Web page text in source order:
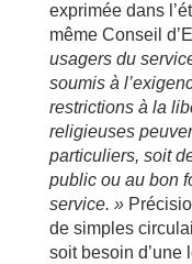
exprimée dans
même Conseil
usagers du
soumis à
restrictions à la
religieuses
particuliers, soit
public ou au bon
service. »
de simples
soit besoin d’une